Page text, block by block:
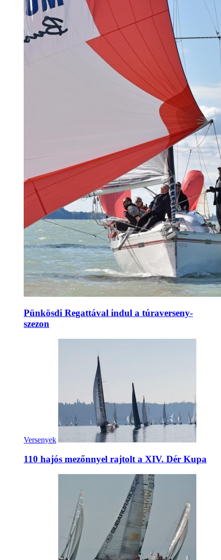
Pünkösdi Regattával indul a túraverseny-
szezon
Versenyek
110 hajós mezőnnyel rajtolt a XIV. Dér Kupa